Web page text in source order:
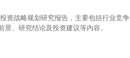
资战略规划研究报告，主要包括行业竞争
、研究结论及投资建议等内容。